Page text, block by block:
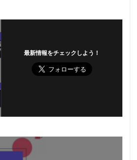
最新情報をチェックしよう！